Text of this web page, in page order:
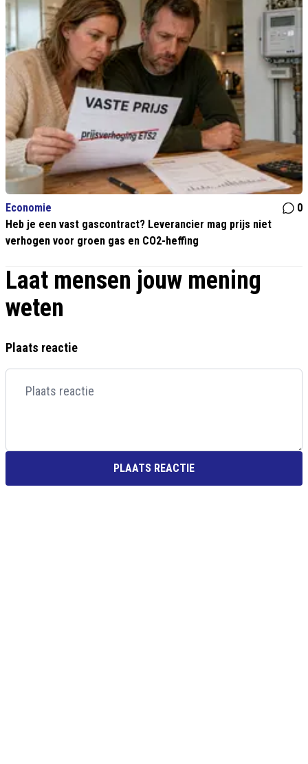
Economie
0
Heb je een vast gascontract? Leverancier mag prijs niet
verhogen voor groen gas en CO2-heffing
Laat mensen jouw mening
weten
Plaats reactie
PLAATS REACTIE